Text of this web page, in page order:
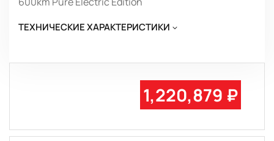
ТЕХНИЧЕСКИЕ ХАРАКТЕРИСТИКИ
1,220,879 ₽